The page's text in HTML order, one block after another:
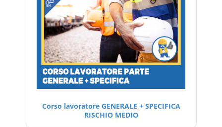
Corso lavoratore GENERALE + SPECIFICA
RISCHIO MEDIO